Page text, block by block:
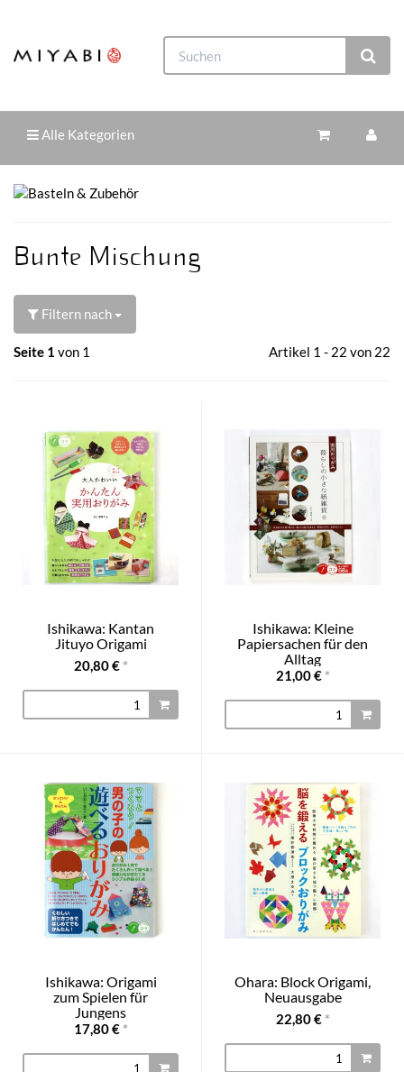
Alle Kategorien
Bunte Mischung
Filtern nach
Seite 1 von 1 Artikel 1 - 22 von 22
Ishikawa: Kantan
Jituyo Origami
20,80 € *
Ishikawa: Kleine
Papiersachen für den
Alltag
21,00 € *
Ishikawa: Origami
zum Spielen für
Jungens
17,80 € *
Ohara: Block Origami,
Neuausgabe
22,80 € *